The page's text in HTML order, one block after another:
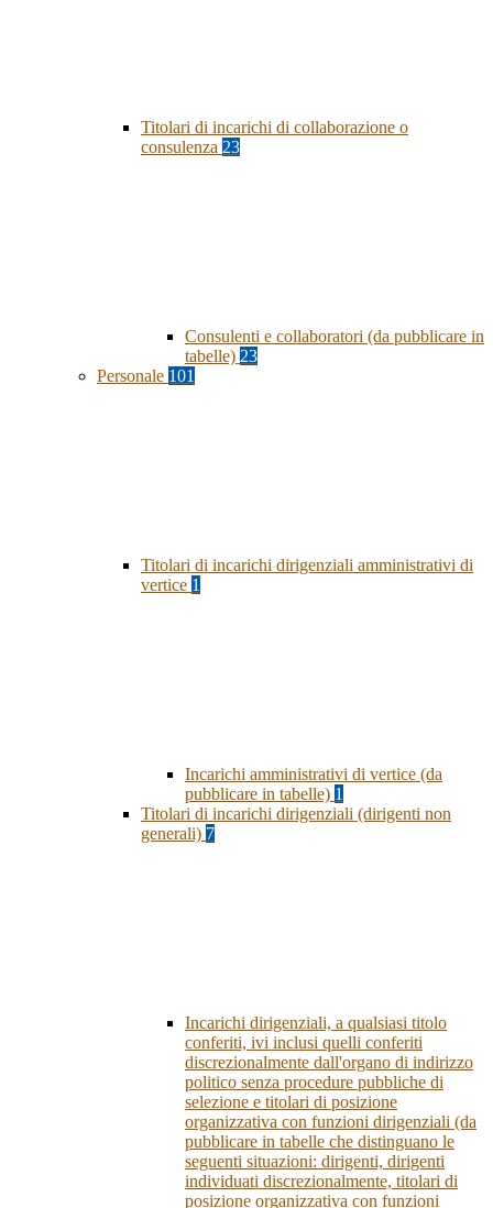
Titolari di incarichi di collaborazione o
consulenza 23
Consulenti e collaboratori (da pubblicare in
tabelle) 23
Personale 101
Titolari di incarichi dirigenziali amministrativi di
vertice 1
Incarichi amministrativi di vertice (da
pubblicare in tabelle) 1
Titolari di incarichi dirigenziali (dirigenti non
generali) 7
Incarichi dirigenziali, a qualsiasi titolo
conferiti, ivi inclusi quelli conferiti
discrezionalmente dall'organo di indirizzo
politico senza procedure pubbliche di
selezione e titolari di posizione
organizzativa con funzioni dirigenziali (da
pubblicare in tabelle che distinguano le
seguenti situazioni: dirigenti, dirigenti
individuati discrezionalmente, titolari di
posizione organizzativa con funzioni